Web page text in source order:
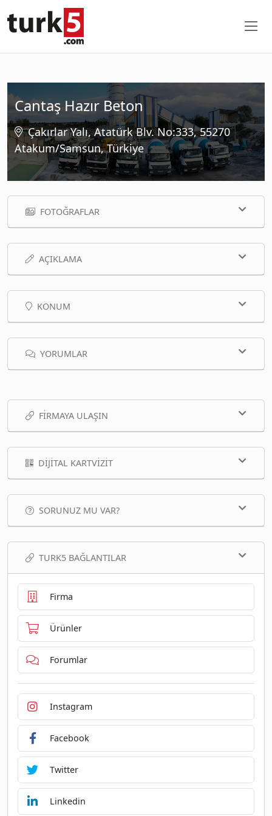
Cantaş Hazır Beton
Çakırlar Yalı, Atatürk Blv. No:333, 55270
Atakum/Samsun, Türkiye
FOTOĞRAFLAR
AÇIKLAMA
KONUM
YORUMLAR
FIRMAYA ULAŞIN
DIJITAL KARTVIZIT
SORUNUZ MU VAR?
TURK5 BAĞLANTILAR
Firma
Ürünler
Forumlar
Instagram
Facebook
Twitter
Linkedin